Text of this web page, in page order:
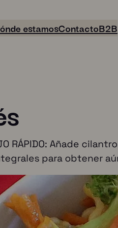
Comprar
estamosContactoB2B
RÁPIDO: Añade
para obtener